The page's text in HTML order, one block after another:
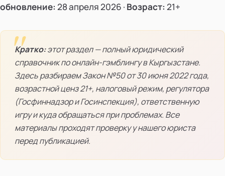
обновление: 28 апреля 2026 · Возраст: 21+
Кратко:этот раздел — полный юридический
справочник по онлайн-гэмблингу в Кыргызстане.
Здесь разбираем Закон №50 от 30 июня 2022 года,
возрастной ценз 21+, налоговый режим, регулятора
(Госфиннадзор и Госинспекция), ответственную
игру и куда обращаться при проблемах. Все
материалы проходят проверку у нашего юриста
перед публикацией.